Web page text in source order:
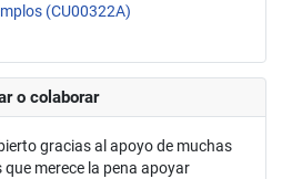
(CU00322A)
o colaborar
gracias al apoyo de muchas
que merece la pena apoyar